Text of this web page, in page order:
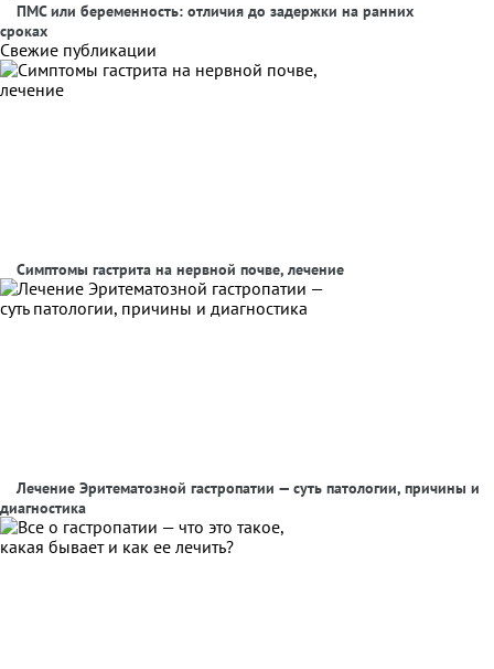
ПМС или беременность: отличия до задержки на ранних
сроках
Свежие публикации
Симптомы гастрита на нервной почве, лечение
Лечение Эритематозной гастропатии — суть патологии, причины и
диагностика